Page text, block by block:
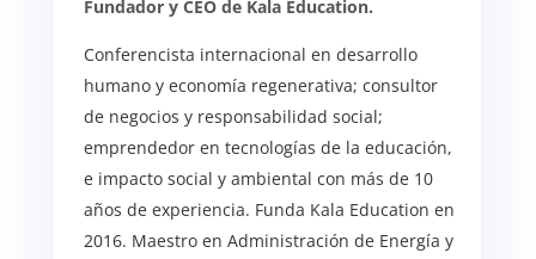
Fundador y CEO de Kala Education.
Conferencista internacional en desarrollo
humano y economía regenerativa; consultor
de negocios y responsabilidad social;
emprendedor en tecnologías de la educación,
e impacto social y ambiental con más de 10
años de experiencia. Funda Kala Education en
2016. Maestro en Administración de Energía y